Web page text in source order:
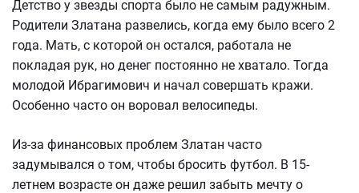
Детство у звезды спорта было не самым радужным.
Родители Златана развелись, когда ему было всего 2
года. Мать, с которой он остался, работала не
покладая рук, но денег постоянно не хватало. Тогда
молодой Ибрагимович и начал совершать кражи.
Особенно часто он воровал велосипеды.
Из-за финансовых проблем Златан часто
задумывался о том, чтобы бросить футбол. В 15-
летнем возрасте он даже решил забыть мечту о